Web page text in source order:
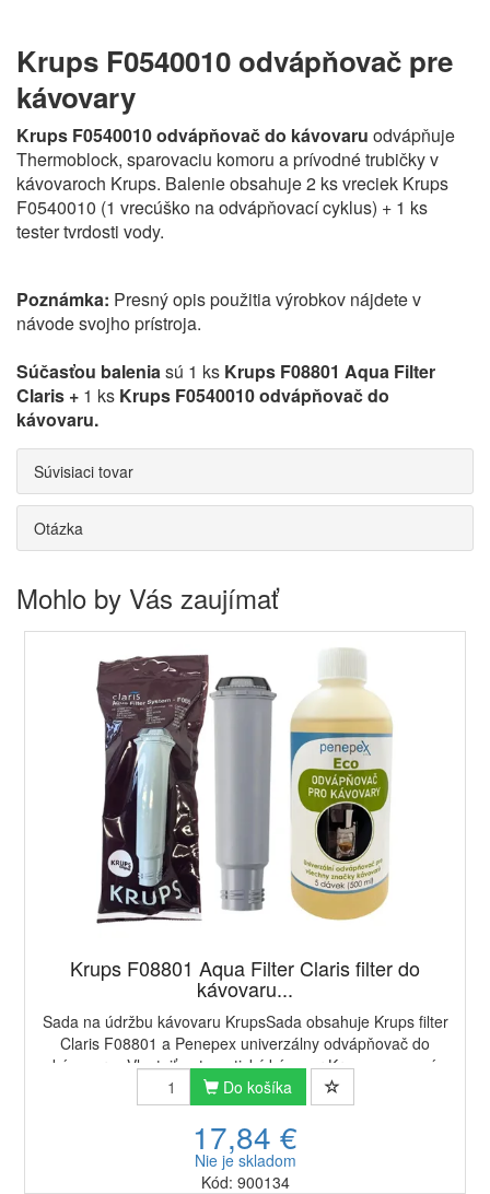
Krups F0540010 odvápňovač pre
kávovary
Krups F0540010 odvápňovač do kávovaru odvápňuje
Thermoblock, sparovaciu komoru a prívodné trubičky v
kávovaroch Krups. Balenie obsahuje 2 ks vreciek Krups
F0540010 (1 vrecúško na odvápňovací cyklus) + 1 ks
tester tvrdosti vody.
Poznámka: Presný opis použitia výrobkov nájdete v
návode svojho prístroja.
Súčasťou baleniasú 1 ks Krups F08801 Aqua Filter
Claris + 1 ks Krups F0540010 odvápňovač do
kávovaru.
Súvisiaci tovar
Otázka
Mohlo by Vás zaujímať
Krups F08801 Aqua Filter Claris filter do
kávovaru...
Sada na údržbu kávovaru KrupsSada obsahuje Krups filter
Claris F08801 a Penepex univerzálny odvápňovač do
kávovarov.Vlastniť automatický kávovar Krups znamená
užívať si lahodnú kávu jedným stlačením t...
Do košíka
17,84 €
Nie je skladom
Kód: 900134